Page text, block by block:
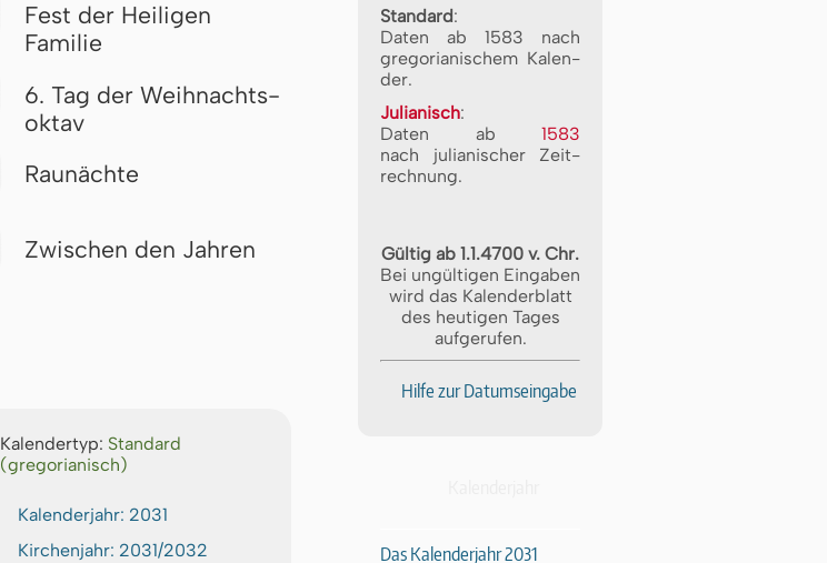
Fest der Heiligen
Familie
6. Tag der Weih­nachts­
ok­tav
Raunächte
Zwischen den Jahren
Kalendertyp: Standard
(gregorianisch)
Kalenderjahr: 2031
Kirchenjahr: 2031/2032
Standard:
Daten ab 1583 nach
gre­go­ri­a­ni­schem Ka­len­
der.
Julianisch:
Daten ab 1583
nach ju­li­a­ni­scher Zeit­
rech­nung.
Gültig ab 1.1.4700 v. Chr.
Bei ungültigen Eingaben
wird das Kalenderblatt
des heutigen Tages
aufgerufen.
Hilfe zur Datumseingabe
Das Kalenderjahr 2031